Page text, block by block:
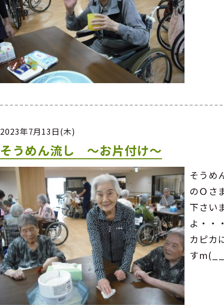
2023年7月13日(木)
そうめん流し ～お片付け～
そうめ
のＯさ
下さい
よ・・
カピカ
す